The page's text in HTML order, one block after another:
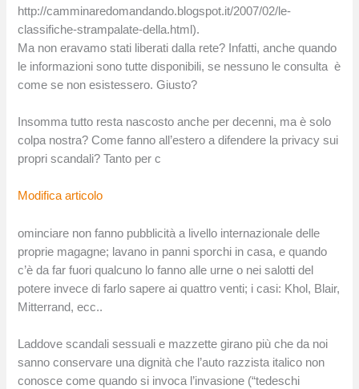
http://camminaredomandando.blogspot.it/2007/02/le-
classifiche-strampalate-della.html).
Ma non eravamo stati liberati dalla rete? Infatti, anche quando
le informazioni sono tutte disponibili, se nessuno le consulta è
come se non esistessero. Giusto?
Insomma tutto resta nascosto anche per decenni, ma è solo
colpa nostra? Come fanno all’estero a difendere la privacy sui
propri scandali? Tanto per c
Modifica articolo
ominciare non fanno pubblicità a livello internazionale delle
proprie magagne; lavano in panni sporchi in casa, e quando
c’è da far fuori qualcuno lo fanno alle urne o nei salotti del
potere invece di farlo sapere ai quattro venti; i casi: Khol, Blair,
Mitterrand, ecc..
Laddove scandali sessuali e mazzette girano più che da noi
sanno conservare una dignità che l’auto razzista italico non
conosce come quando si invoca l’invasione (“tedeschi